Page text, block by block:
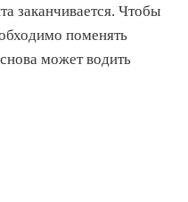
заканчивается. Чтобы
поменять
может водить